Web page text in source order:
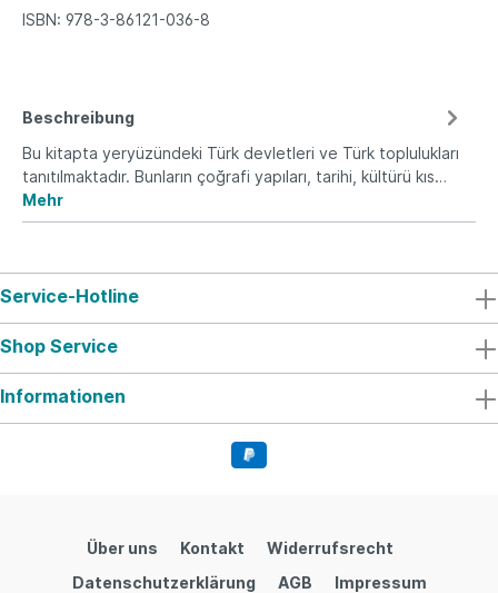
ISBN: 978-3-86121-036-8
Beschreibung
Bu kitapta yeryüzündeki Türk devletleri ve Türk toplulukları
tanıtılmaktadır. Bunların çoğrafi yapıları, tarihi, kültürü kıs…
Mehr
Service-Hotline
Shop Service
Informationen
Über uns Kontakt
Widerrufsrecht
Datenschutzerklärung
AGB Impressum